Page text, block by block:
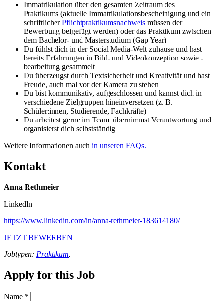
Immatrikulation über den gesamten Zeitraum des
Praktikums (aktuelle Immatrikulationsbescheinigung und ein
schriftlicherPflichtpraktikumsnachweis müssen der
Bewerbung beigefügt werden) oder das Praktikum zwischen
dem Bachelor- und Masterstudium (Gap Year)
Du fühlst dich in der Social Media-Welt zuhause und hast
bereits Erfahrungen in Bild- und Videokonzeption sowie -
bearbeitung gesammelt
Du überzeugst durch Textsicherheit und Kreativität und hast
Freude, auch mal vor der Kamera zu stehen
Du bist kommunikativ, aufgeschlossen und kannst dich in
verschiedene Zielgruppen hineinversetzen (z. B.
Schüler:innen, Studierende, Fachkräfte)
Du arbeitest gerne im Team, übernimmst Verantwortung und
organisierst dich selbstständig
Weitere Informationen auch in unseren FAQs.
Kontakt
Anna Rethmeier
LinkedIn
https://www.linkedin.com/in/anna-rethmeier-183614180/
JETZT BEWERBEN
Jobtypen: Praktikum.
Apply for this Job
Name *